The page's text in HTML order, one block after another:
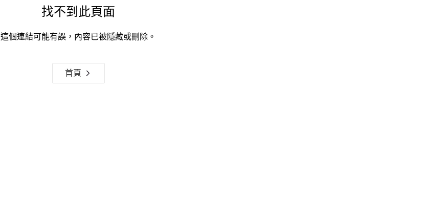
找不到此頁面
這個連結可能有誤，內容已被隱藏或刪除。
首頁